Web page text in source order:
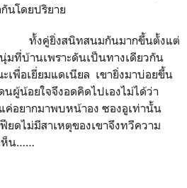
นโดยปริยาย
คู่ยิ่งสนิทสนมกันมากขึ้นตั้งแต่
มที่บ้านเพราะดันเป็นทางเดียวกัน
เพื่อเยี่ยมแดเนียล เขายิ่งมาบ่อยขึ้น
ผู้น้อยใจจึงอดคิดไปเองไม่ได้ว่า
ค่อยากมาพบหน้าอง ซองอูเท่านั้น
ยดไม่มีสาเหตุของเขาจึงทวีความ
ห็น……